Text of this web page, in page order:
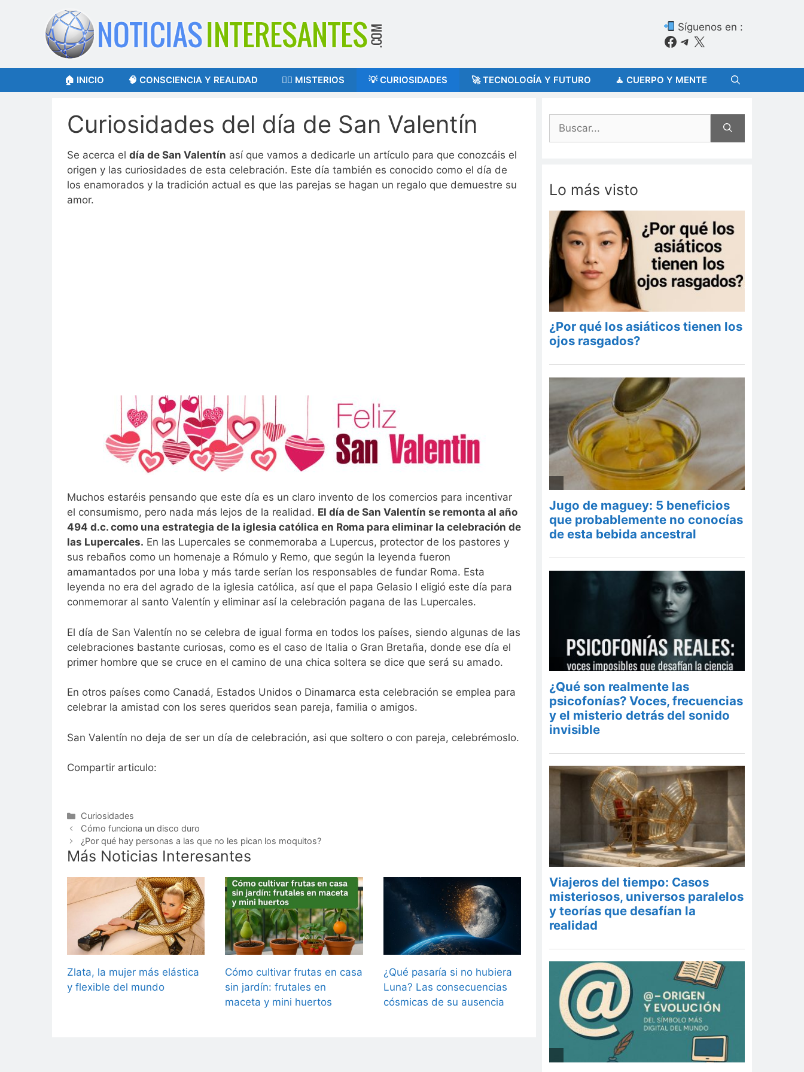
contenido
Síguenos en :
Facebook
Telegram
X
🏠 INICIO 🧠 CONSCIENCIA Y REALIDAD 🕵️‍♂️ MISTERIOS 💡 CURIOSIDADES 🚀 TECNOLOGÍA Y FUTURO 🧘 CUERPO Y MENTE
Curiosidades del día de San Valentín
Se acerca el día de San Valentín así que vamos a dedicarle un artículo para que conozcáis el
origen y las curiosidades de esta celebración. Este día también es conocido como el día de
los enamorados y la tradición actual es que las parejas se hagan un regalo que demuestre su
amor.
Muchos estaréis pensando que este día es un claro invento de los comercios para incentivar
el consumismo, pero nada más lejos de la realidad. El día de San Valentín se remonta al año
494 d.c. como una estrategia de la iglesia católica en Roma para eliminar la celebración de
las Lupercales. En las Lupercales se conmemoraba a Lupercus, protector de los pastores y
sus rebaños como un homenaje a Rómulo y Remo, que según la leyenda fueron
amamantados por una loba y más tarde serían los responsables de fundar Roma. Esta
leyenda no era del agrado de la iglesia católica, así que el papa Gelasio I eligió este día para
conmemorar al santo Valentín y eliminar así la celebración pagana de las Lupercales.
El día de San Valentín no se celebra de igual forma en todos los países, siendo algunas de las
celebraciones bastante curiosas, como es el caso de Italia o Gran Bretaña, donde ese día el
primer hombre que se cruce en el camino de una chica soltera se dice que será su amado.
En otros países como Canadá, Estados Unidos o Dinamarca esta celebración se emplea para
celebrar la amistad con los seres queridos sean pareja, familia o amigos.
San Valentín no deja de ser un día de celebración, asi que soltero o con pareja, celebrémoslo.
Compartir articulo:
Categorías
Curiosidades
Cómo funciona un disco duro
¿Por qué hay personas a las que no les pican los moquitos?
Más Noticias Interesantes
Zlata, la mujer más elástica
y flexible del mundo
Cómo cultivar frutas en casa
sin jardín: frutales en
maceta y mini huertos
¿Qué pasaría si no hubiera
Luna? Las consecuencias
cósmicas de su ausencia
Buscar:
Lo más visto